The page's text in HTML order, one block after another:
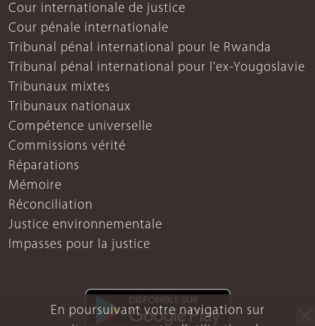
En poursuivant votre navigation sur
Cour internationale de justice
Cour pénale internationale
Tribunal pénal international pour le Rwanda
Tribunal pénal international pour l'ex-Yougoslavie
Tribunaux mixtes
Tribunaux nationaux
Compétence universelle
Commissions vérité
Réparations
Mémoire
Réconciliation
Justice environnementale
Impasses pour la justice